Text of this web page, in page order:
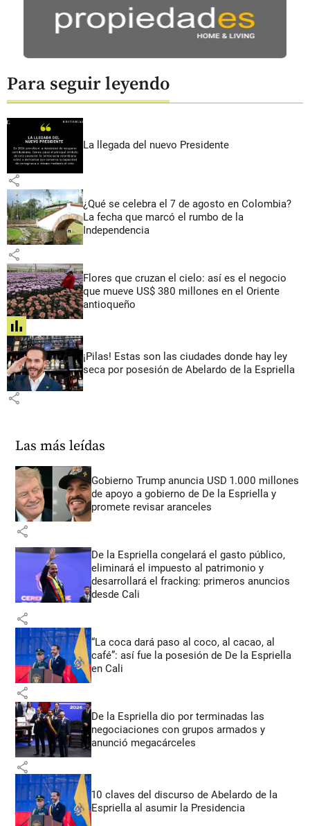
Para seguir leyendo
La llegada del nuevo Presidente
share
¿Qué se celebra el 7 de agosto en Colombia?
La fecha que marcó el rumbo de la
Independencia
share
Flores que cruzan el cielo: así es el negocio
que mueve US$ 380 millones en el Oriente
antioqueño
share
¡Pilas! Estas son las ciudades donde hay ley
seca por posesión de Abelardo de la Espriella
share
Las más leídas
Gobierno Trump anuncia USD 1.000 millones
de apoyo a gobierno de De la Espriella y
promete revisar aranceles
share
De la Espriella congelará el gasto público,
eliminará el impuesto al patrimonio y
desarrollará el fracking: primeros anuncios
desde Cali
share
“La coca dará paso al coco, al cacao, al
café”: así fue la posesión de De la Espriella
en Cali
share
De la Espriella dio por terminadas las
negociaciones con grupos armados y
anunció megacárceles
share
10 claves del discurso de Abelardo de la
Espriella al asumir la Presidencia